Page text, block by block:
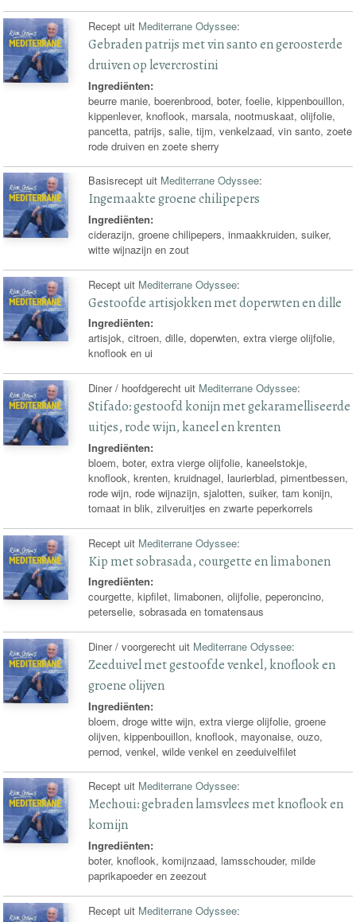
Recept uit Mediterrane Odyssee:
Gebraden patrijs met vin santo en geroosterde
druiven op levercrostini
Ingrediënten:
beurre manie, boerenbrood, boter, foelie, kippenbouillon,
kippenlever, knoflook, marsala, nootmuskaat, olijfolie,
pancetta, patrijs, salie, tijm, venkelzaad, vin santo, zoete
rode druiven en zoete sherry
Basisrecept uit Mediterrane Odyssee:
Ingemaakte groene chilipepers
Ingrediënten:
ciderazijn, groene chilipepers, inmaakkruiden, suiker,
witte wijnazijn en zout
Recept uit Mediterrane Odyssee:
Gestoofde artisjokken met doperwten en dille
Ingrediënten:
artisjok, citroen, dille, doperwten, extra vierge olijfolie,
knoflook en ui
Diner / hoofdgerecht uit Mediterrane Odyssee:
Stifado: gestoofd konijn met gekaramelliseerde
uitjes, rode wijn, kaneel en krenten
Ingrediënten:
bloem, boter, extra vierge olijfolie, kaneelstokje,
knoflook, krenten, kruidnagel, laurierblad, pimentbessen,
rode wijn, rode wijnazijn, sjalotten, suiker, tam konijn,
tomaat in blik, zilveruitjes en zwarte peperkorrels
Recept uit Mediterrane Odyssee:
Kip met sobrasada, courgette en limabonen
Ingrediënten:
courgette, kipfilet, limabonen, olijfolie, peperoncino,
peterselie, sobrasada en tomatensaus
Diner / voorgerecht uit Mediterrane Odyssee:
Zeeduivel met gestoofde venkel, knoflook en
groene olijven
Ingrediënten:
bloem, droge witte wijn, extra vierge olijfolie, groene
olijven, kippenbouillon, knoflook, mayonaise, ouzo,
pernod, venkel, wilde venkel en zeeduivelfilet
Recept uit Mediterrane Odyssee:
Mechoui: gebraden lamsvlees met knoflook en
komijn
Ingrediënten:
boter, knoflook, komijnzaad, lamsschouder, milde
paprikapoeder en zeezout
Recept uit Mediterrane Odyssee: